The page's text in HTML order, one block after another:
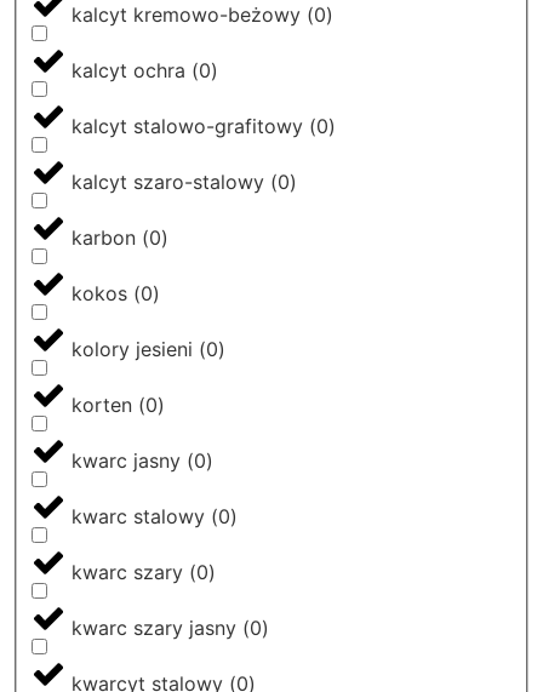
kalcyt kremowo-beżowy (0)
kalcyt ochra (0)
kalcyt stalowo-grafitowy (0)
kalcyt szaro-stalowy (0)
karbon (0)
kokos (0)
kolory jesieni (0)
korten (0)
kwarc jasny (0)
kwarc stalowy (0)
kwarc szary (0)
kwarc szary jasny (0)
kwarcyt stalowy (0)